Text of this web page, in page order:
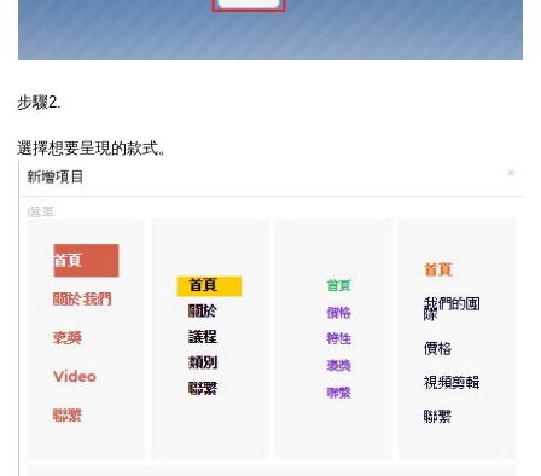
步驟2.
選擇想要呈現的款式。